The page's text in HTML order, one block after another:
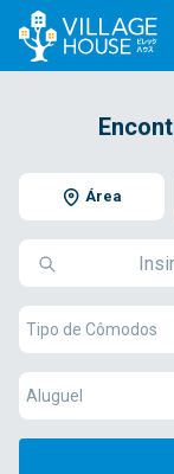
Área
Tipo de Cômodos
Aluguel